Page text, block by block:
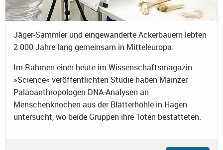
Jäger-Sammler und eingewanderte Ackerbauern lebten
2.000 Jahre lang gemeinsam in Mitteleuropa.
Im Rahmen einer heute im Wissenschaftsmagazin
»Science« veröffentlichten Studie haben Mainzer
Paläoanthropologen DNA-Analysen an
Menschenknochen aus der Blätterhöhle in Hagen
untersucht, wo beide Gruppen ihre Toten bestatteten.